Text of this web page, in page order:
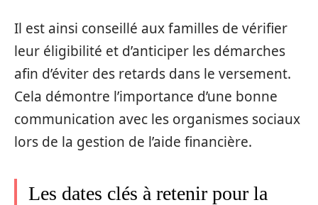
Il est ainsi conseillé aux familles de vérifier
leur éligibilité et d’anticiper les démarches
afin d’éviter des retards dans le versement.
Cela démontre l’importance d’une bonne
communication avec les organismes sociaux
lors de la gestion de l’aide financière.
Les dates clés à retenir pour la